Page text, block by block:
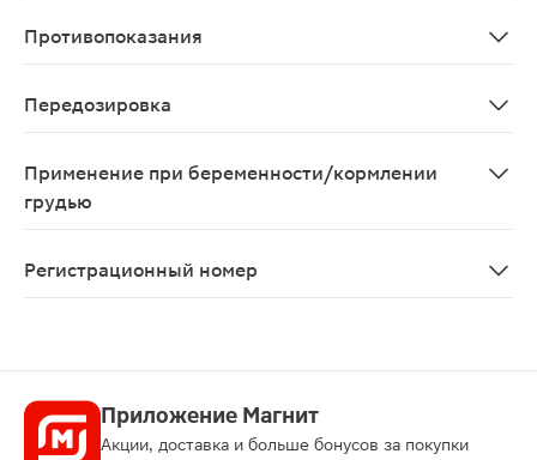
Противопоказания
Передозировка
Применение при беременности/кормлении
грудью
Регистрационный номер
Приложение Магнит
Акции, доставка и больше бонусов за покупки